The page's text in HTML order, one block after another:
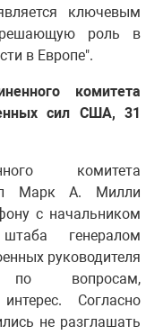
ключевым
роль в
в Европе".
комитета
сил США, 31
комитета
Марк А. Милли
с начальником
штаба генералом
руководителя
по вопросам,
Согласно
не разглашать